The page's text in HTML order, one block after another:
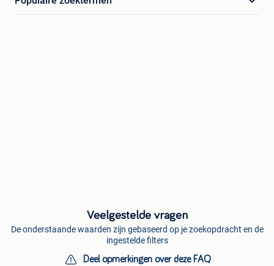
Veelgestelde vragen
De onderstaande waarden zijn gebaseerd op je zoekopdracht en de
ingestelde filters
Deel opmerkingen over deze FAQ